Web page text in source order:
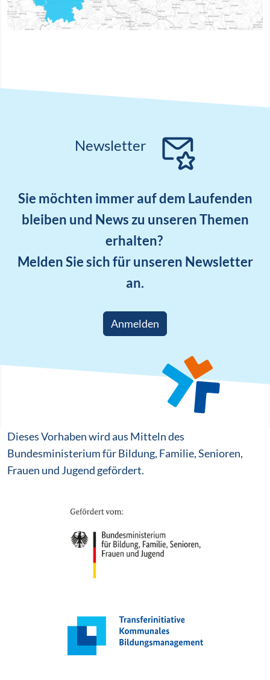
Newsletter
Sie möchten immer auf dem Laufenden
bleiben und News zu unseren Themen
erhalten?
Melden Sie sich für unseren Newsletter
an.
Anmelden
Dieses Vorhaben wird aus Mitteln des
Bundesministerium für Bildung, Familie, Senioren,
Frauen und Jugend gefördert.